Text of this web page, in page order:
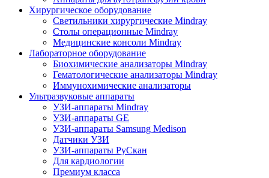
Хирургическое оборудование
Светильники хирургические Mindray
Столы операционные Mindray
Медицинские консоли Mindray
Лабораторное оборудование
Биохимические анализаторы Mindray
Гематологические анализаторы Mindray
Иммунохимические анализаторы
Ультразвуковые аппараты
УЗИ-аппараты Mindray
УЗИ-аппараты GE
УЗИ-аппараты Samsung Medison
Датчики УЗИ
УЗИ-аппараты РуСкан
Для кардиологии
Премиум класса